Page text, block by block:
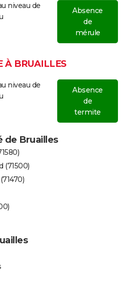
niveau de
Absence
de
mérule
À BRUAILLES
niveau de
Absence
de
termite
de Bruailles
(71500)